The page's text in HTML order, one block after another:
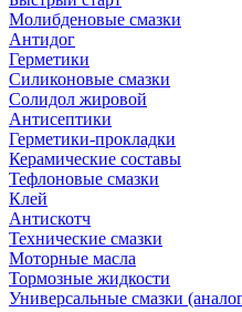
Молибденовые смазки
Антидог
Герметики
Силиконовые смазки
Солидол жировой
Антисептики
Герметики-прокладки
Керамические составы
Тефлоновые смазки
Клей
Антискотч
Технические смазки
Моторные масла
Тормозные жидкости
Универсальные смазки